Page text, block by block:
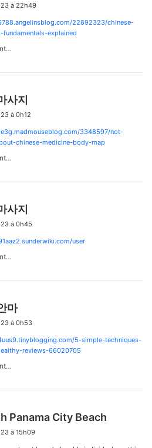
t
:
à 22h49
22892323/chinese-
fundamentals-explained
사지
t
:
à 0h12
3348597/not-
chinese-medicine-body-map
사지
t
à 0h45
user
마
t
:
à 0h53
5-simple-techniques-
reviews-66020705
Panama City Beach
à 15h09